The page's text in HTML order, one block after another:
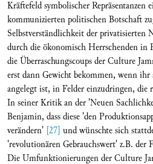
Kräftefeld symbolischer
kommunizierten politischen Botschaft
Selbstverständlichkeit der privatisierten
durch die ökonomisch Herrschenden in
die Überraschungscoups der Culture
erst dann Gewicht bekommen, wenn ihr
angelegt ist, in Felder einzudringen, die
In seiner Kritik an der 'Neuen
Benjamin, dass diese 'den
verändern' [27] und wünschte sich
'revolutionären Gebrauchswert' z.B. der
Die Umfunktionierungen der Culture